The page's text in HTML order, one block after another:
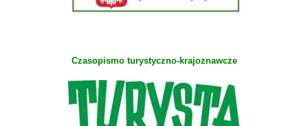
Czasopismo turystyczno-krajoznawcze